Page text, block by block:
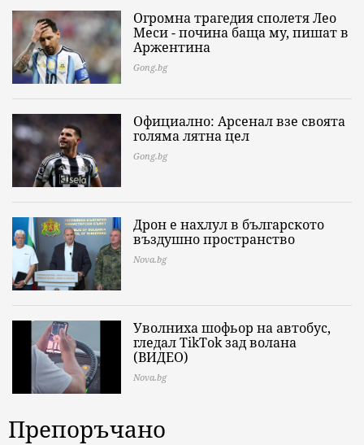
Огромна трагедия сполетя Лео
Меси - почина баща му, пишат в
Аржентина
Gong.bg
Официално: Арсенал взе своята
голяма лятна цел
Gong.bg
Дрон е нахлул в българското
въздушно пространство
Nova.bg
Уволниха шофьор на автобус,
гледал TikTok зад волана
(ВИДЕО)
Nova.bg
Препоръчано